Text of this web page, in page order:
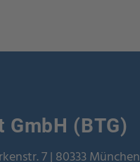
GmbH (BTG)
7 | 80333 München